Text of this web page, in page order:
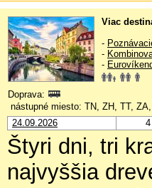
Viac
-
-
-
Doprava:
nástupné miesto: TN, ZH, TT,
24.09.2026
Štyri dni, tri
najvyššia